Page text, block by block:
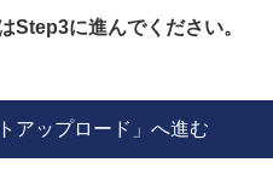
Step3に進んでください。
アップロード」へ進む